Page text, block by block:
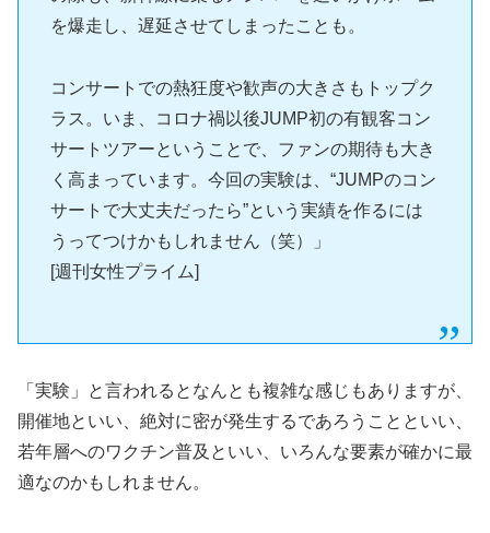
を爆走し、遅延させてしまったことも。
コンサートでの熱狂度や歓声の大きさもトップク
ラス。いま、コロナ禍以後JUMP初の有観客コン
サートツアーということで、ファンの期待も大き
く高まっています。今回の実験は、“JUMPのコン
サートで大丈夫だったら”という実績を作るには
うってつけかもしれません（笑）」
[週刊女性プライム]
「実験」と言われるとなんとも複雑な感じもありますが、
開催地といい、絶対に密が発生するであろうことといい、
若年層へのワクチン普及といい、いろんな要素が確かに最
適なのかもしれません。